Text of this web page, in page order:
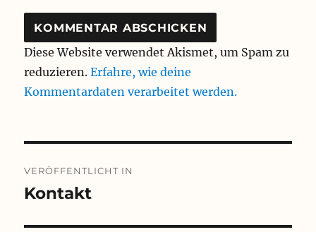
Diese Website verwendet Akismet, um Spam zu
reduzieren.Erfahre, wie deine
Kommentardaten verarbeitet werden.
VERÖFFENTLICHT IN
Kontakt